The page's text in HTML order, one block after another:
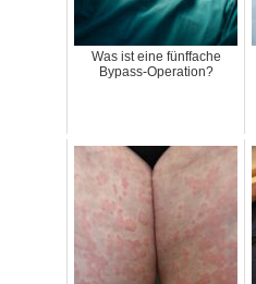
Was ist eine fünffache
Bypass-Operation?